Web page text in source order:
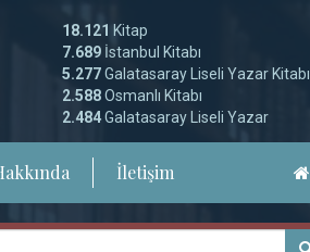
18.121 Kitap
7.689 İstanbul Kitabı
5.277Galatasaray Liseli Yazar Kitabı
2.588Osmanlı Kitabı
2.484Galatasaray Liseli Yazar
İletişim